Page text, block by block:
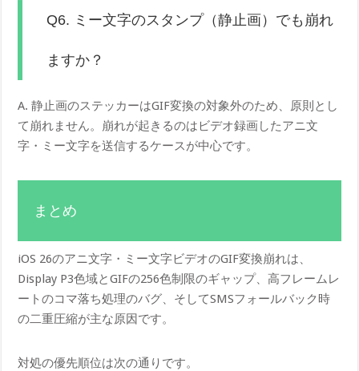
Q6. ミー文字のスタンプ（静止画）でも崩れ
ますか？
A. 静止画のステッカーはGIF変換の対象外のため、原則とし
て崩れません。崩れが起きるのはビデオ録画したアニ文
字・ミー文字を送信するケースが中心です。
まとめ
iOS 26のアニ文字・ミー文字ビデオのGIF変換崩れは、
Display P3色域とGIFの256色制限のギャップ、高フレームレ
ートのコマ落ち処理のバグ、そしてSMSフォールバック時
の二重圧縮が主な原因です。
対処の優先順位は次の通りです。